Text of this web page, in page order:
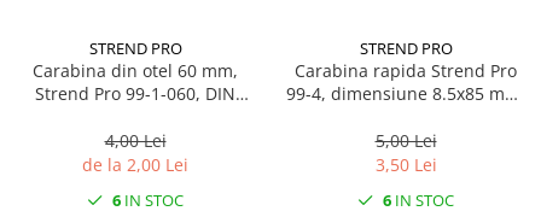
Lampi solare
Leagane copii
Lopeti si unelte deszapezit
Mobilier gradina
STREND PRO
Carabina din otel 60 mm,
Strend Pro 99-1-060, DIN
4,00 Lei
de la 2,00 Lei
6 IN STOC
STREND PRO
Carabina rapida Strend Pro
99-4, dimensiune 8.5x85 mm,
5,00 Lei
3,50 Lei
6 IN STOC